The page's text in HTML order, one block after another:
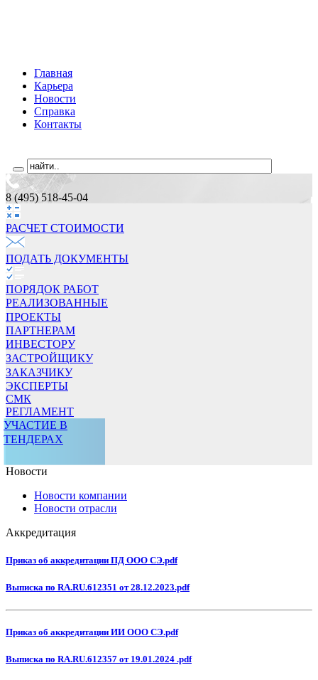
Главная
Карьера
Новости
Справка
Контакты
8 (495) 518-45-04
РАСЧЕТ СТОИМОCТИ
ПОДАТЬ ДОКУМЕНТЫ
ПОРЯДОК РАБОТ
РЕАЛИЗОВАННЫЕ
ПРОЕКТЫ
ПАРТНЕРАМ
ИНВЕСТОРУ
ЗАСТРОЙЩИКУ
ЗАКАЗЧИКУ
ЭКСПЕРТЫ
СМК
РЕГЛАМЕНТ
УЧАСТИЕ В
ТЕНДЕРАХ
Новости
Новости компании
Новости отрасли
Аккредитация
Приказ об аккредитации ПД ООО СЭ.pdf
Выписка по RA.RU.612351 от 28.12.2023.pdf
Приказ об аккредитации ИИ ООО СЭ.pdf
Выписка по RA.RU.612357 от 19.01.2024 .pdf